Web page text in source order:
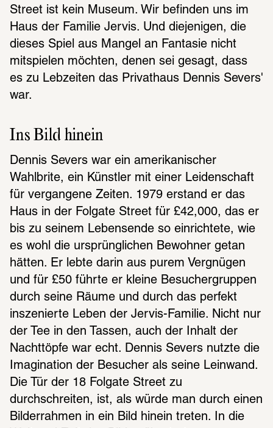
Street ist kein Museum. Wir befinden uns im
Haus der Familie Jervis. Und diejenigen, die
dieses Spiel aus Mangel an Fantasie nicht
mitspielen möchten, denen sei gesagt, dass
es zu Lebzeiten das Privathaus Dennis Severs'
war.
Ins Bild hinein
Dennis Severs war ein amerikanischer
Wahlbrite, ein Künstler mit einer Leidenschaft
für vergangene Zeiten. 1979 erstand er das
Haus in der Folgate Street für £42,000, das er
bis zu seinem Lebensende so einrichtete, wie
es wohl die ursprünglichen Bewohner getan
hätten. Er lebte darin aus purem Vergnügen
und für £50 führte er kleine Besuchergruppen
durch seine Räume und durch das perfekt
inszenierte Leben der Jervis-Familie. Nicht nur
der Tee in den Tassen, auch der Inhalt der
Nachttöpfe war echt. Dennis Severs nutzte die
Imagination der Besucher als seine Leinwand.
Die Tür der 18 Folgate Street zu
durchschreiten, ist, als würde man durch einen
Bilderrahmen in ein Bild hinein treten. In die